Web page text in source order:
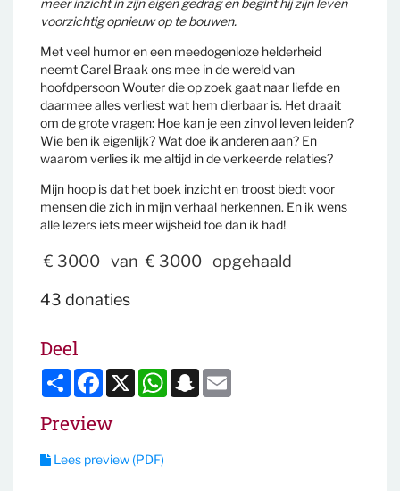
voorzichtig opnieuw op te bouwen.
Met veel humor en een meedogenloze helderheid
neemt Carel Braak ons mee in de wereld van
hoofdpersoon Wouter die op zoek gaat naar liefde en
daarmee alles verliest wat hem dierbaar is. Het draait
om de grote vragen: Hoe kan je een zinvol leven leiden?
Wie ben ik eigenlijk? Wat doe ik anderen aan? En
waarom verlies ik me altijd in de verkeerde relaties?
Mijn hoop is dat het boek inzicht en troost biedt voor
mensen die zich in mijn verhaal herkennen. En ik wens
alle lezers iets meer wijsheid toe dan ik had!
€ 3000 van € 3000 opgehaald
43 donaties
Deel
Deel Facebook
X WhatsApp
Snapchat
Preview
Lees preview (PDF)